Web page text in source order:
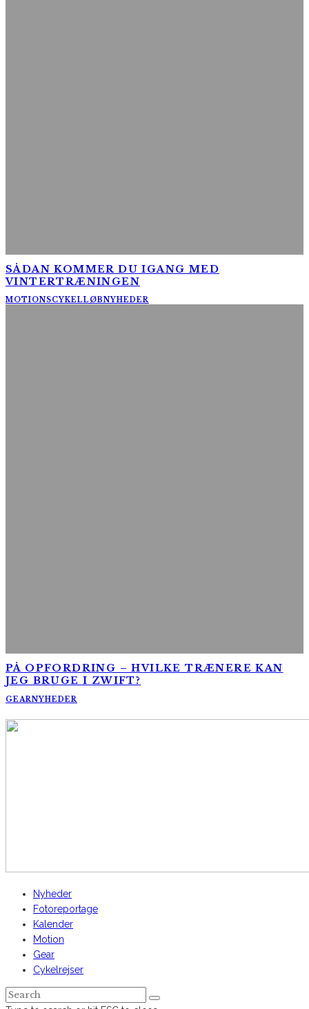
SÅDAN KOMMER DU IGANG MED
VINTERTRÆNINGEN
MOTIONSCYKELLØBNYHEDER
PÅ OPFORDRING – HVILKE TRÆNERE KAN
JEG BRUGE I ZWIFT?
GEARNYHEDER
Nyheder
Fotoreportage
Kalender
Motion
Gear
Cykelrejser